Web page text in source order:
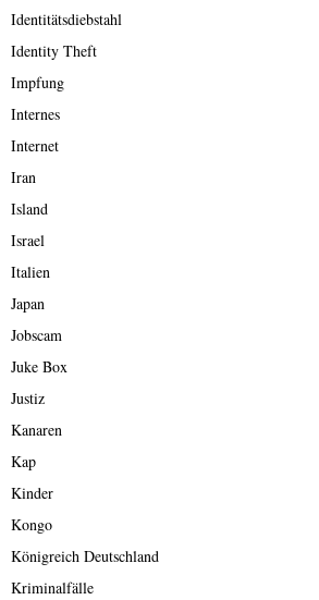
Identitätsdiebstahl
Identity Theft
Impfung
Internes
Internet
Iran
Island
Israel
Italien
Japan
Jobscam
Juke Box
Justiz
Kanaren
Kap
Kinder
Kongo
Königreich Deutschland
Kriminalfälle